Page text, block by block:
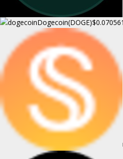
Dogecoin(DOGE)$0.070561